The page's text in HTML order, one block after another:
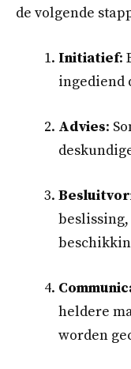
de volgende
Initiatief:
ingediend
Advies:
heldere
worden